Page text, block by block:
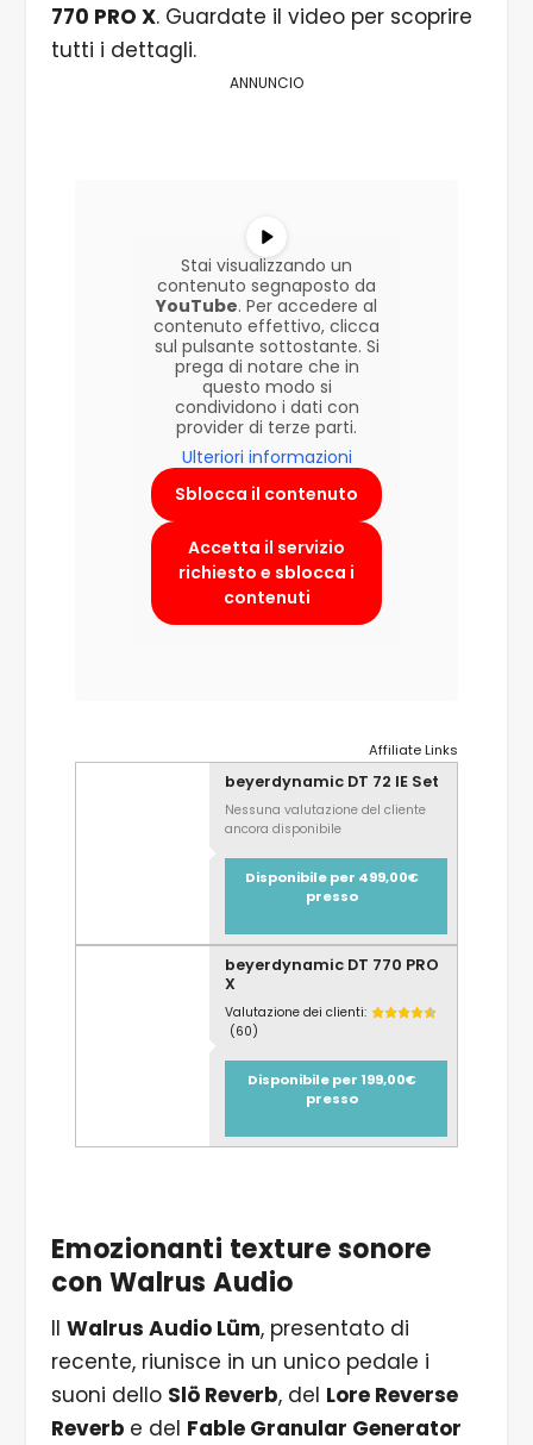
770 PRO X. Guardate il video per scoprire
tutti i dettagli.
ANNUNCIO
Stai visualizzando un
contenuto segnaposto da
YouTube. Per accedere al
contenuto effettivo, clicca
sul pulsante sottostante. Si
prega di notare che in
questo modo si
condividono i dati con
provider di terze parti.
Ulteriori informazioni
Sblocca il contenuto
Accetta il servizio
richiesto e sblocca i
contenuti
Affiliate Links
beyerdynamic DT 72 IE Set
Nessuna valutazione del cliente
ancora disponibile
Disponibile per 499,00€
presso
beyerdynamic DT 770 PRO
X
Valutazione dei clienti:
(60)
Disponibile per 199,00€
presso
Emozionanti texture sonore
con Walrus Audio
Il Walrus Audio Lüm, presentato di
recente, riunisce in un unico pedale i
suoni dello Slö Reverb, del Lore Reverse
Reverb e del Fable Granular Generator